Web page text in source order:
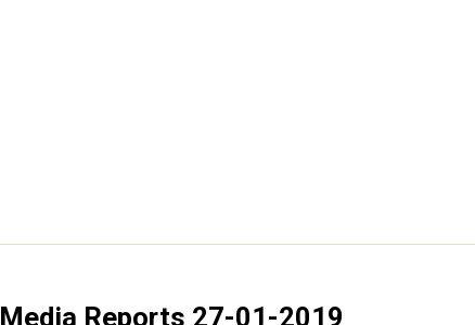
Media Reports 27-01-2019